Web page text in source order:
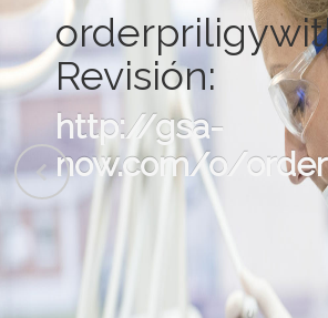
Revisión:
http://gsa-
now.com/o/